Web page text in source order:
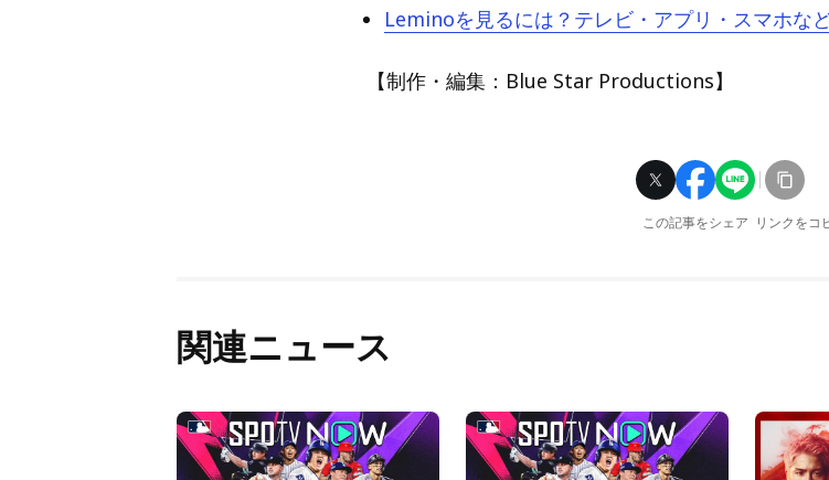
Leminoを見るには？テレビ・アプリ・スマホな
【制作・編集：Blue Star Productions】
この記事をシェア リンクをコ
関連ニュース